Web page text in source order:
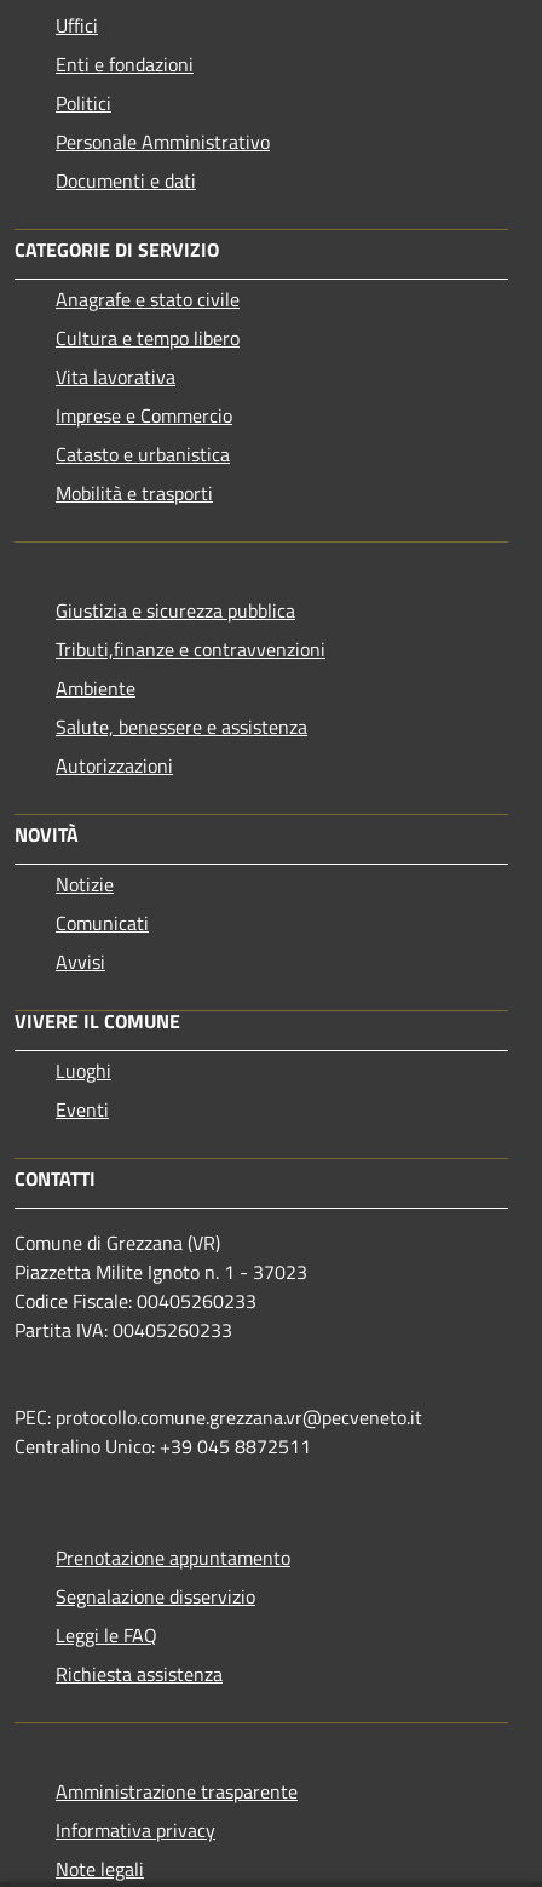
Uffici
Enti e fondazioni
Politici
Personale Amministrativo
Documenti e dati
CATEGORIE DI SERVIZIO
Anagrafe e stato civile
Cultura e tempo libero
Vita lavorativa
Imprese e Commercio
Catasto e urbanistica
Mobilità e trasporti
Giustizia e sicurezza pubblica
Tributi,finanze e contravvenzioni
Ambiente
Salute, benessere e assistenza
Autorizzazioni
NOVITÀ
Notizie
Comunicati
Avvisi
VIVERE IL COMUNE
Luoghi
Eventi
CONTATTI
Comune di Grezzana (VR)
Piazzetta Milite Ignoto n. 1 - 37023
Codice Fiscale: 00405260233
Partita IVA: 00405260233
PEC: protocollo.comune.grezzana.vr@pecveneto.it
Centralino Unico: +39 045 8872511
Prenotazione appuntamento
Segnalazione disservizio
Leggi le FAQ
Richiesta assistenza
Amministrazione trasparente
Informativa privacy
Note legali